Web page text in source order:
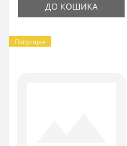
ДО КОШИКА
Популярні